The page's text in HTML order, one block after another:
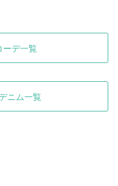
ーデ一覧
ニム一覧